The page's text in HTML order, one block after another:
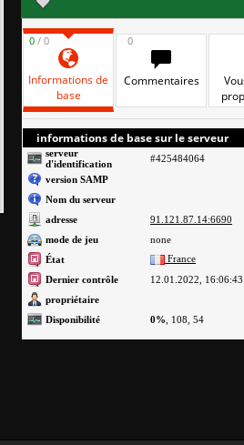
0/ 0
Informations de
base
0
Commentaires
informations de base sur le serveur
serveur
d'identification
#425484064
version SAMP
Nom du serveur
adresse
91.121.87.14:6690
mode de jeu
none
État
France
Dernier contrôle
12.01.2022, 16:06:43
propriétaire
Disponibilité
0% , 108, 54